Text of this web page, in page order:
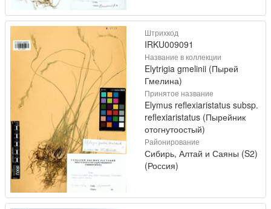
Штрихкод
IRKU009091
Название в коллекции
Elytrigia gmelinii (Пырей
Гмелина)
Принятое название
Elymus reflexiaristatus subsp.
reflexiaristatus (Пырейник
отогнутоостый)
Районирование
Сибирь, Алтай и Саяны (S2)
(Россия)